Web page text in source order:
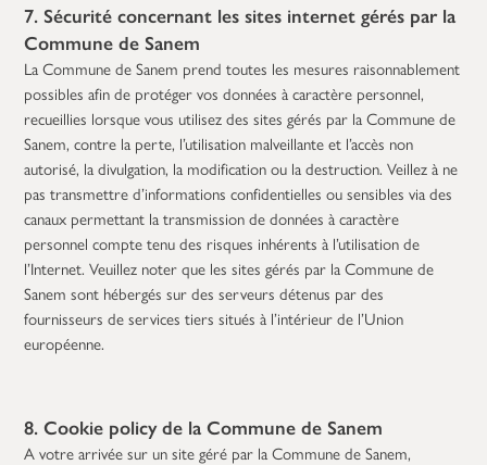
7. Sécurité concernant les sites internet gérés par la
Commune de Sanem
La Commune de Sanem prend toutes les mesures raisonnablement
possibles afin de protéger vos données à caractère personnel,
recueillies lorsque vous utilisez des sites gérés par la Commune de
Sanem, contre la perte, l’utilisation malveillante et l’accès non
autorisé, la divulgation, la modification ou la destruction. Veillez à ne
pas transmettre d’informations confidentielles ou sensibles via des
canaux permettant la transmission de données à caractère
personnel compte tenu des risques inhérents à l’utilisation de
l’Internet. Veuillez noter que les sites gérés par la Commune de
Sanem sont hébergés sur des serveurs détenus par des
fournisseurs de services tiers situés à l’intérieur de l’Union
européenne.
8. Cookie policy de la Commune de Sanem
A votre arrivée sur un site géré par la Commune de Sanem,